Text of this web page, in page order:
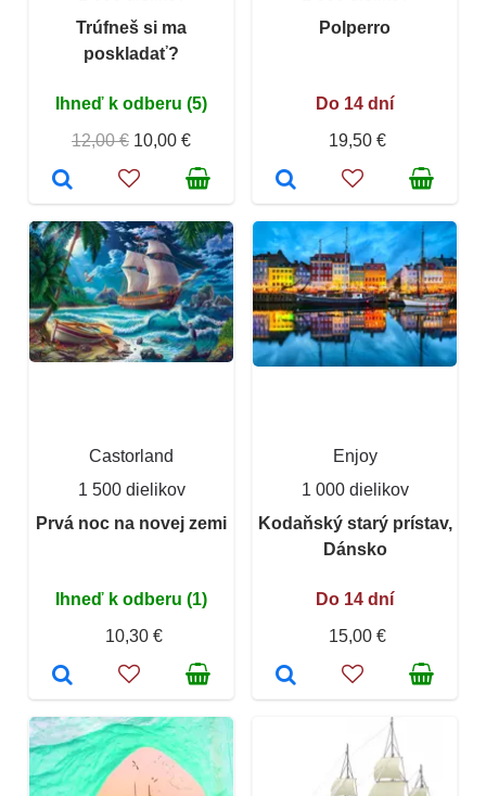
Trúfneš si ma
poskladať?
Ihneď k odberu (5)
12,00 € 10,00 €
Polperro
Do 14 dní
19,50 €
Castorland
1 500 dielikov
Prvá noc na novej zemi
Ihneď k odberu (1)
10,30 €
Enjoy
1 000 dielikov
Kodaňský starý prístav,
Dánsko
Do 14 dní
15,00 €